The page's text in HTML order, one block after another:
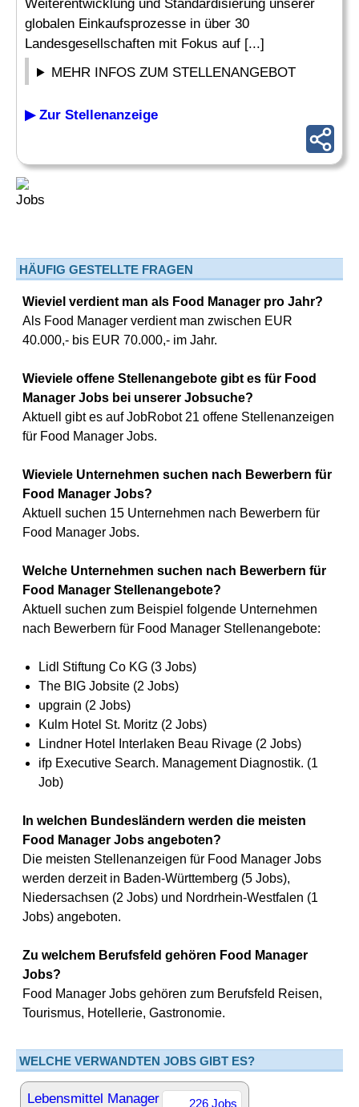
Weiterentwicklung und Standardisierung unserer
globalen Einkaufsprozesse in über 30
Landesgesellschaften mit Fokus auf [...]
MEHR INFOS ZUM STELLENANGEBOT
▶ Zur Stellenanzeige
HÄUFIG GESTELLTE FRAGEN
Wieviel verdient man als Food Manager pro Jahr?
Als Food Manager verdient man zwischen EUR
40.000,- bis EUR 70.000,- im Jahr.
Wieviele offene Stellenangebote gibt es für Food
Manager Jobs bei unserer Jobsuche?
Aktuell gibt es auf JobRobot 21 offene Stellenanzeigen
für Food Manager Jobs.
Wieviele Unternehmen suchen nach Bewerbern für
Food Manager Jobs?
Aktuell suchen 15 Unternehmen nach Bewerbern für
Food Manager Jobs.
Welche Unternehmen suchen nach Bewerbern für
Food Manager Stellenangebote?
Aktuell suchen zum Beispiel folgende Unternehmen
nach Bewerbern für Food Manager Stellenangebote:
Lidl Stiftung Co KG (3 Jobs)
The BIG Jobsite (2 Jobs)
upgrain (2 Jobs)
Kulm Hotel St. Moritz (2 Jobs)
Lindner Hotel Interlaken Beau Rivage (2 Jobs)
ifp Executive Search. Management Diagnostik. (1
Job)
In welchen Bundesländern werden die meisten
Food Manager Jobs angeboten?
Die meisten Stellenanzeigen für Food Manager Jobs
werden derzeit in Baden-Württemberg (5 Jobs),
Niedersachsen (2 Jobs) und Nordrhein-Westfalen (1
Jobs) angeboten.
Zu welchem Berufsfeld gehören Food Manager
Jobs?
Food Manager Jobs gehören zum Berufsfeld Reisen,
Tourismus, Hotellerie, Gastronomie.
WELCHE VERWANDTEN JOBS GIBT ES?
Lebensmittel Manager 226 Jobs